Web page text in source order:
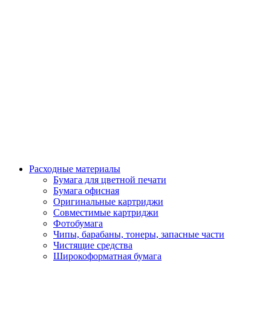
Расходные материалы
Бумага для цветной печати
Бумага офисная
Оригинальные картриджи
Совместимые картриджи
Фотобумага
Чипы, барабаны, тонеры, запасные части
Чистящие средства
Широкоформатная бумага